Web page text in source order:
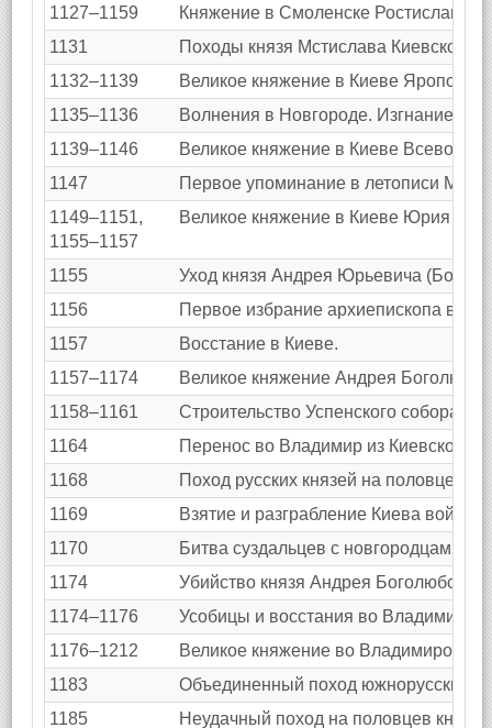
1127–1159
Княжение в Смоленске Ростислава
1131
Походы князя Мстислава Киевского в
1132–1139
Великое княжение в Киеве
1135–1136
Волнения в Новгороде. Изгнание по
1139–1146
Великое княжение в Киеве
1147
Первое упоминание в летописи
1149–1151,
1155–1157
Великое княжение в Киеве Юрия
1155
Уход князя Андрея Юрьевича
1156
Первое избрание архиепископа в
1157
Восстание в Киеве.
1157–1174
Великое княжение Андрея
1158–1161
Строительство Успенского собора
1164
Перенос во Владимир из Киевского
1168
Поход русских князей на половцев.
1169
Взятие и разграбление Киева
1170
Битва суздальцев с новгородцами.
1174
Убийство князя Андрея
1174–1176
Усобицы и восстания во Владимиро-
1176–1212
Великое княжение во Владимиро-
1183
Объединенный поход южнорусских
1185
Неудачный поход на половцев князя